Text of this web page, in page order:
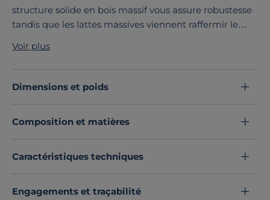
structure solide en bois massif vous assure robustesse
tandis que les lattes massives viennent raffermir le
Découvrez toute notre sélection :
Voir plus
Dimensions et poids
Composition et matières
Caractéristiques techniques
Engagements et traçabilité